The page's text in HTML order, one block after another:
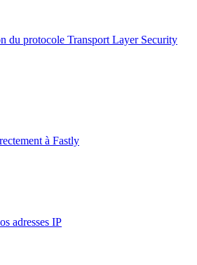
du protocole Transport Layer Security
à Fastly
adresses IP